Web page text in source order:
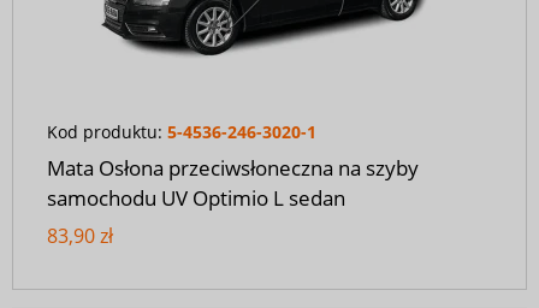
Kod produktu: 5-4536-246-3020-1
Mata Osłona przeciwsłoneczna na szyby
samochodu UV Optimio L sedan
83,90 zł